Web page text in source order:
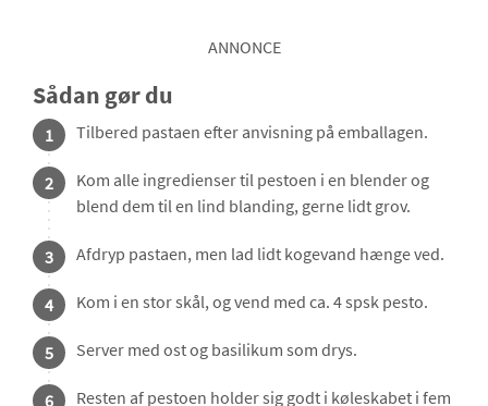
ANNONCE
Sådan gør du
1 Tilbered pastaen efter anvisning på emballagen.
2
Kom alle ingredienser til pestoen i en blender og
blend dem til en lind blanding, gerne lidt grov.
3 Afdryp pastaen, men lad lidt kogevand hænge ved.
4 Kom i en stor skål, og vend med ca. 4 spsk pesto.
5 Server med ost og basilikum som drys.
6
Resten af pestoen holder sig godt i køleskabet i fem